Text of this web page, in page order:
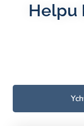
Helpu